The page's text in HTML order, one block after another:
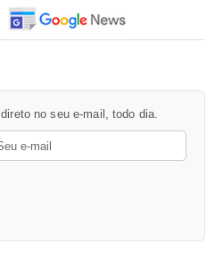
direto no seu e-mail, todo dia.